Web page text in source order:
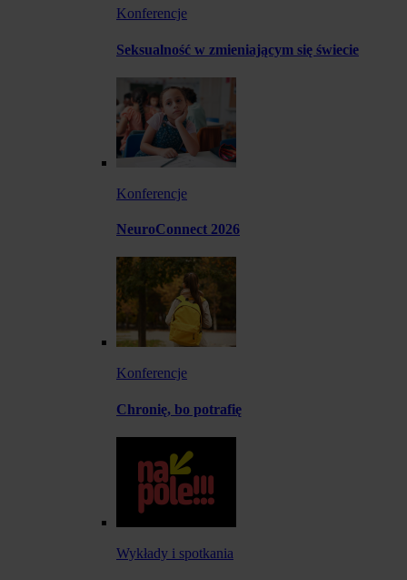
Konferencje
Seksualność w zmieniającym się świecie
Konferencje
NeuroConnect 2026
Konferencje
Chronię, bo potrafię
Wykłady i spotkania